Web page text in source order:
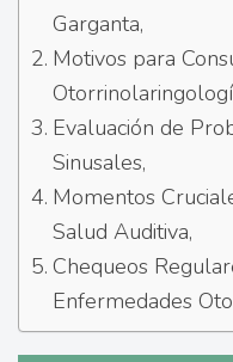
Garganta,
Motivos para
Evaluación de
Sinusales,
Momentos
Salud Auditiva,
Chequeos
Enfermedades